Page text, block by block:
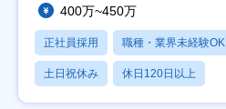
400万~450万
正社員採用 職種・業界未経験OK
土日祝休み 休日120日以上